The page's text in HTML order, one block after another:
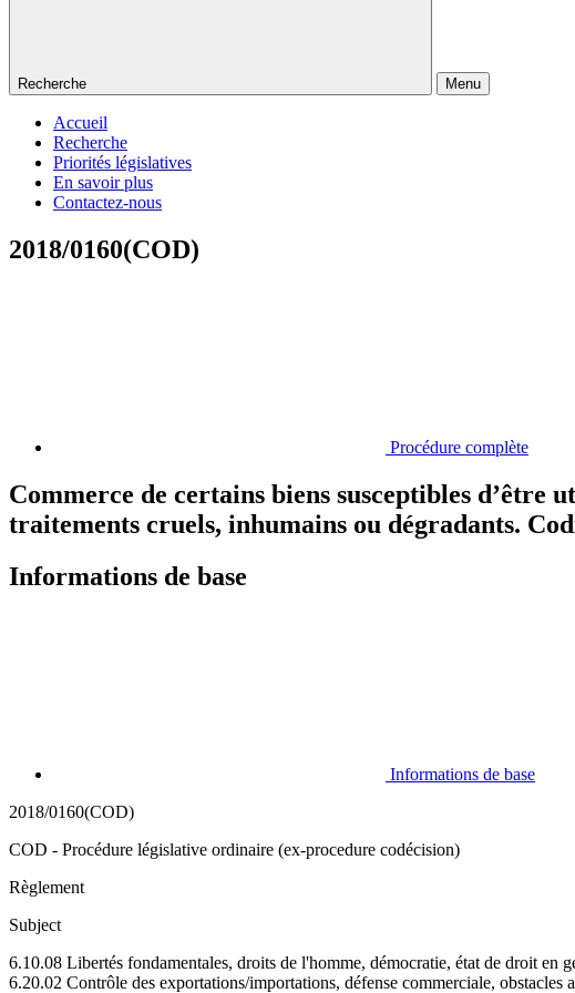
Recherche Menu
Accueil
Recherche
Priorités législatives
En savoir plus
Contactez-nous
2018/0160(COD)
Procédure complète
Commerce de certains biens susceptibles d’être
traitements cruels, inhumains ou dégradants.
Informations de base
Informations de base
2018/0160(COD)
COD - Procédure législative ordinaire (ex-procedure codécision)
Règlement
Subject
6.10.08 Libertés fondamentales, droits de l'homme, démocratie, état de droit en
6.20.02 Contrôle des exportations/importations, défense commerciale, obstacles